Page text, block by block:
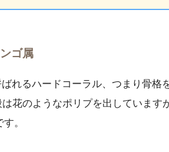
ゴ属
れるハードコーラル、つまり骨
は花のようなポリプを出していま
。